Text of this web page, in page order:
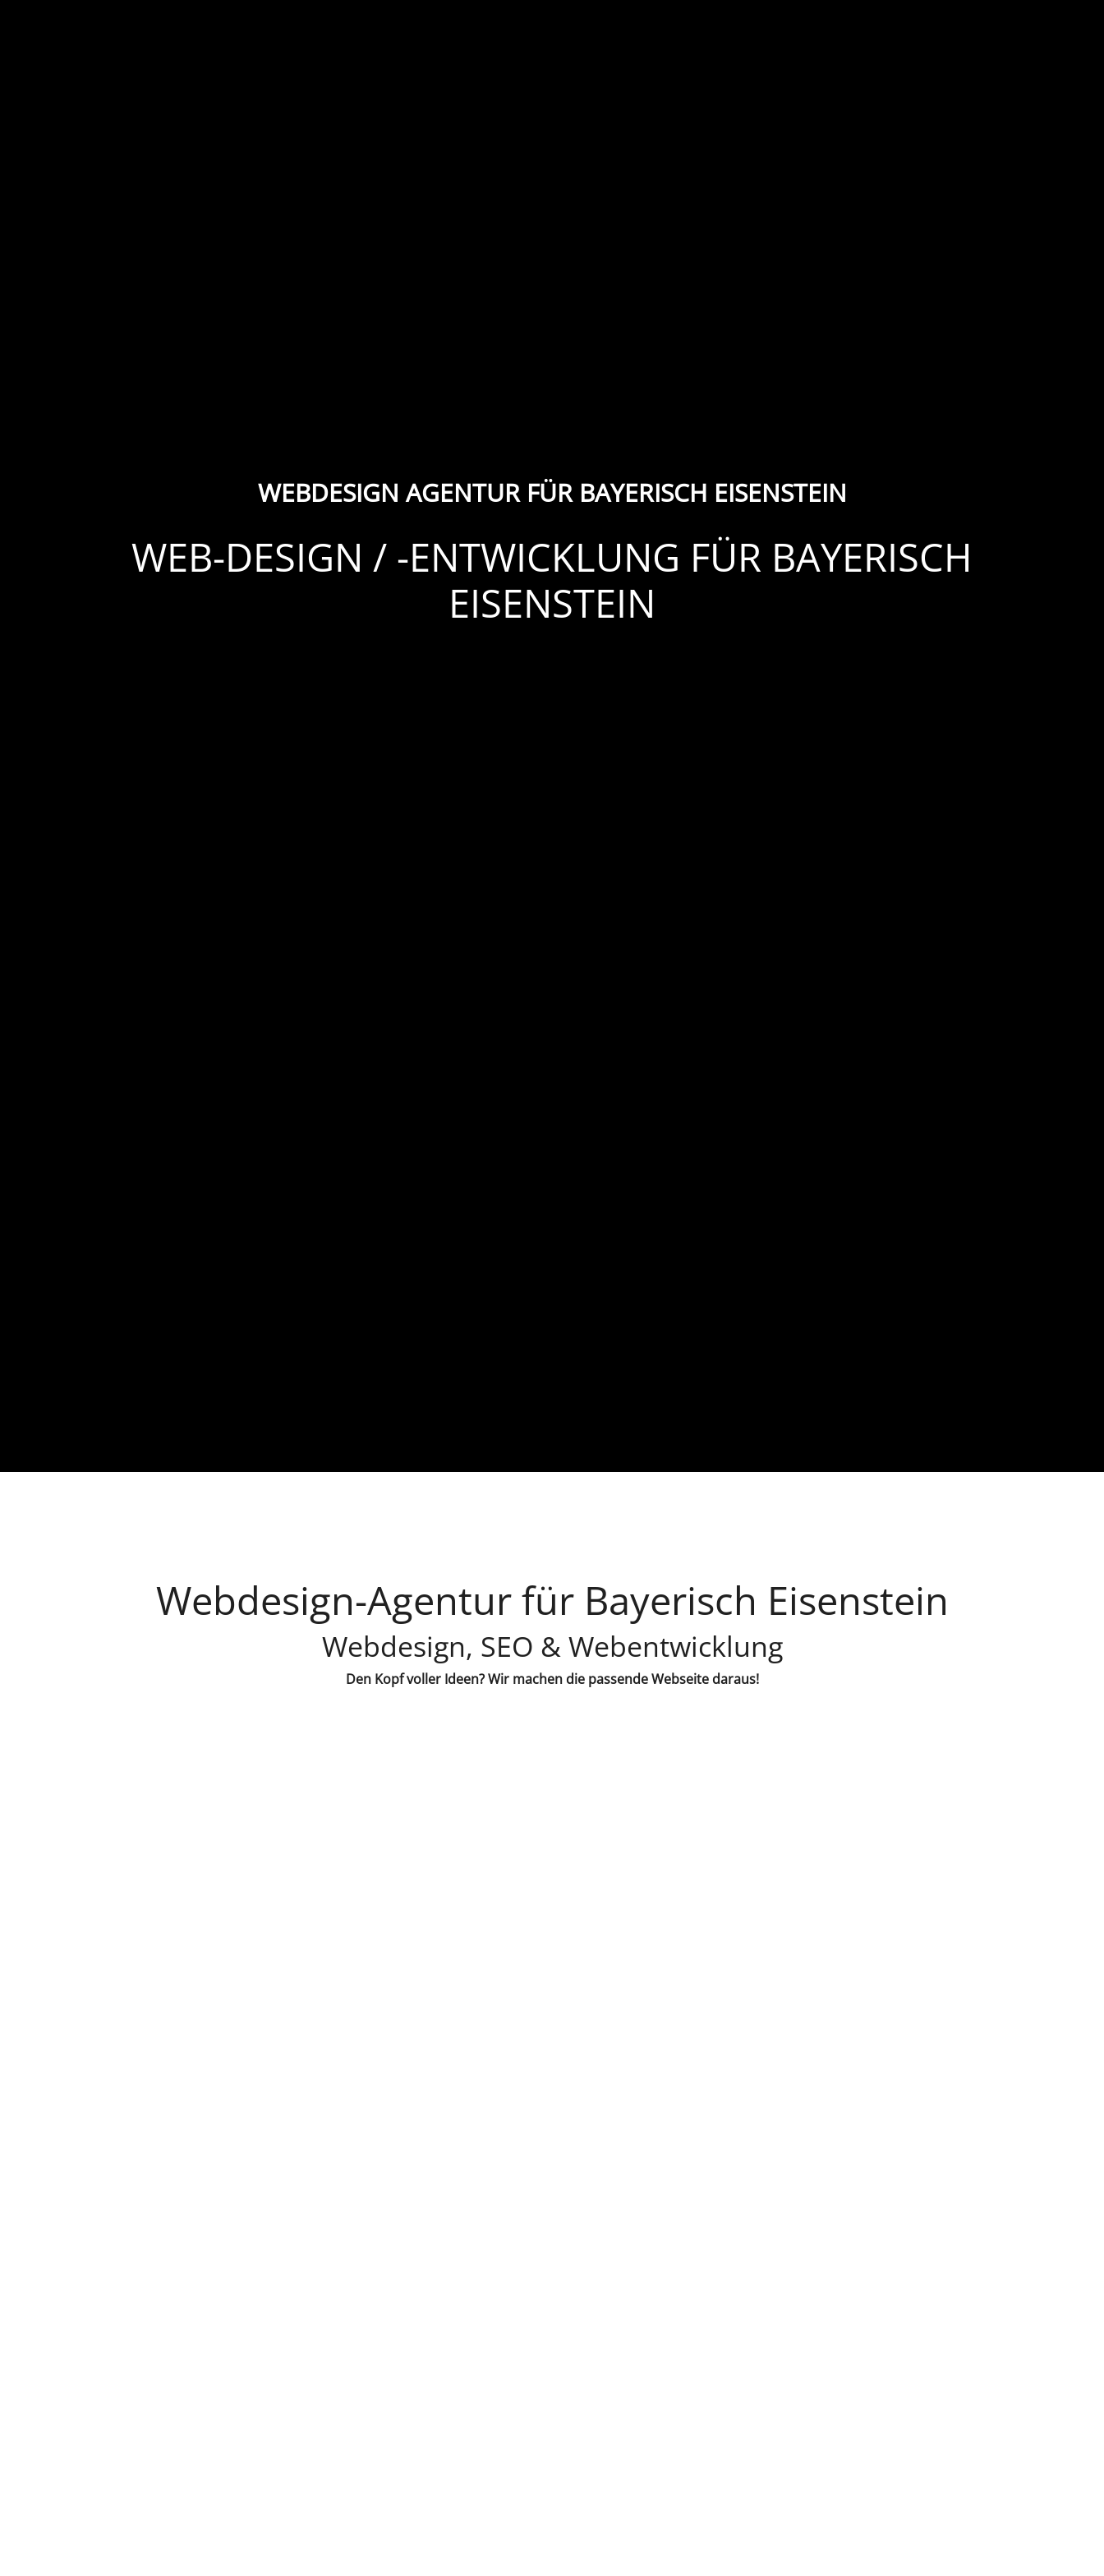
WEBDESIGN AGENTUR FÜR BAYERISCH EISENSTEIN
WEB-DESIGN / -ENTWICKLUNG FÜR BAYERISCH
EISENSTEIN
Webdesign-Agentur für Bayerisch Eisenstein
Webdesign, SEO & Webentwicklung
Den Kopf voller Ideen? Wir machen die passende Webseite daraus!